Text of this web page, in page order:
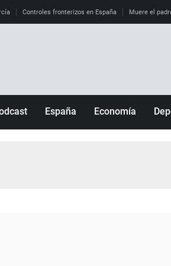
Controles fronterizos en España Muere el
España Economía